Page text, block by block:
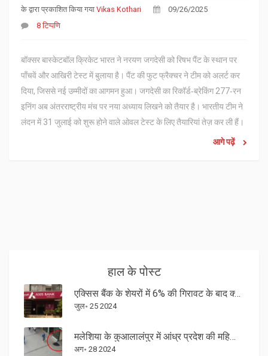
के द्वारा प्रकाशित किया गया Vikas Kothari
09/26/2025
8 टिप्पणि
बॉक्सर बास्केटबॉल क्रिकेट भारत ने नरयण जगदेसी को रिषभ पैंट के स्थान पर
पाँचवें और आखिरी टेस्ट में बुलाया है। पैंट की फुट फ्रैक्चर ने टीम को अलर्ट कर
दिया, जिससे नई उम्मीदों का आगमन हुआ। जगदेसी का रिकॉर्ड‑ब्रेकिंग 277‑रन
इनिंग अब अंतरराष्ट्रीय मंच पर नया अध्याय लिखने को तैयार है। भारतीय टीम ने
लंदन में 31 जुलाई को शुरू होने वाले ओवल टेस्ट के लिए तैयारियां तेज़ कर ली हैं।
आगे पढ़ें
हाल के पोस्ट
एक्सिस बैंक के शेयरों में 6% की गिरावट के बाद क्या है अच्छा खरीदारी का समय?
जुल॰ 25 2024
मलेशिया के कुआलालंपुर में आंध्र प्रदेश की महिला सिंकहोल में गिरी; खोज अभियान जारी
अग॰ 28 2024